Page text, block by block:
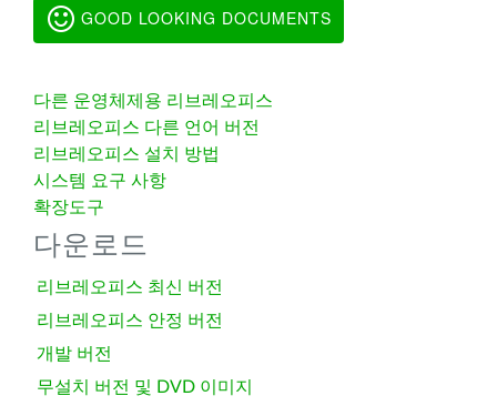
GOOD LOOKING DOCUMENTS
다른 운영체제용 리브레오피스
리브레오피스 다른 언어 버전
리브레오피스 설치 방법
시스템 요구 사항
확장도구
다운로드
리브레오피스 최신 버전
리브레오피스 안정 버전
개발 버전
무설치 버전 및 DVD 이미지